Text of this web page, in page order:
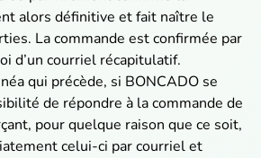
alors définitive et fait naître le
La commande est confirmée par
d’un courriel récapitulatif.
qui précède, si BONCADO se
de répondre à la commande de
pour quelque raison que ce soit,
celui-ci par courriel et